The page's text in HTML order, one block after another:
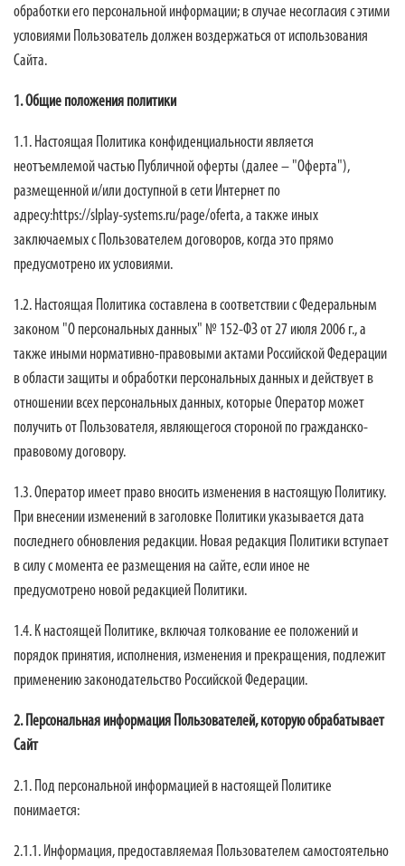
обработки его персональной информации; в случае несогласия с этими
условиями Пользователь должен воздержаться от использования
Сайта.
1. Общие положения политики
1.1. Настоящая Политика конфиденциальности является
неотъемлемой частью Публичной оферты (далее – "Оферта"),
размещенной и/или доступной в сети Интернет по
адресу:https://slplay-systems.ru/page/oferta, а также иных
заключаемых с Пользователем договоров, когда это прямо
предусмотрено их условиями.
1.2. Настоящая Политика составлена в соответствии с Федеральным
законом "О персональных данных" № 152-ФЗ от 27 июля 2006 г., а
также иными нормативно-правовыми актами Российской Федерации
в области защиты и обработки персональных данных и действует в
отношении всех персональных данных, которые Оператор может
получить от Пользователя, являющегося стороной по гражданско-
правовому договору.
1.3. Оператор имеет право вносить изменения в настоящую Политику.
При внесении изменений в заголовке Политики указывается дата
последнего обновления редакции. Новая редакция Политики вступает
в силу с момента ее размещения на сайте, если иное не
предусмотрено новой редакцией Политики.
1.4. К настоящей Политике, включая толкование ее положений и
порядок принятия, исполнения, изменения и прекращения, подлежит
применению законодательство Российской Федерации.
2. Персональная информация Пользователей, которую обрабатывает
Сайт
2.1. Под персональной информацией в настоящей Политике
понимается:
2.1.1. Информация, предоставляемая Пользователем самостоятельно